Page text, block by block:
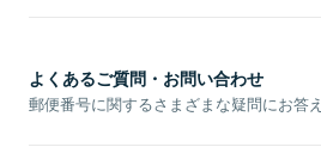
よくあるご質問・お問い合わせ
郵便番号に関するさまざまな疑問にお答え